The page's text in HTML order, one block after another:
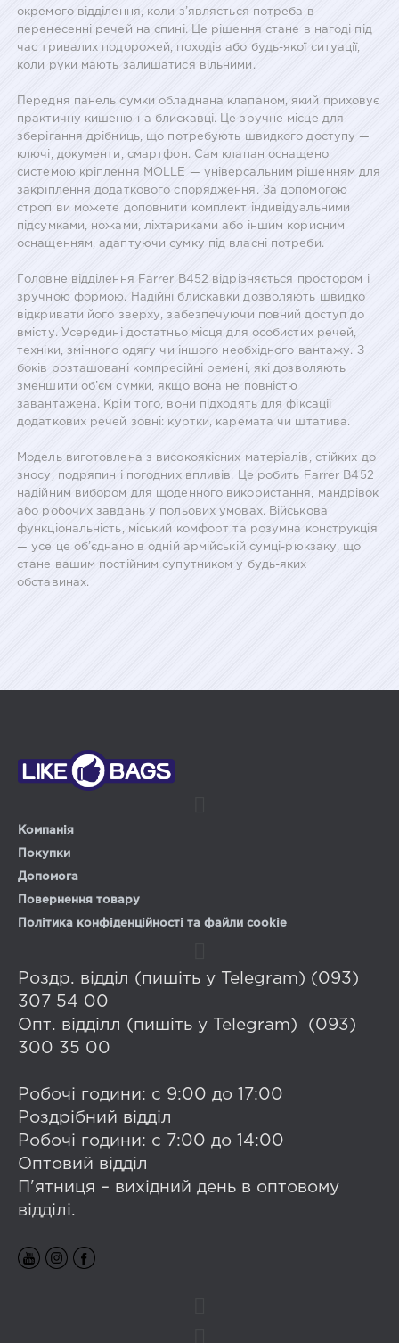
окремого відділення, коли з’являється потреба в
перенесенні речей на спині. Це рішення стане в нагоді під
час тривалих подорожей, походів або будь-якої ситуації,
коли руки мають залишатися вільними.
Передня панель сумки обладнана клапаном, який приховує
практичну кишеню на блискавці. Це зручне місце для
зберігання дрібниць, що потребують швидкого доступу —
ключі, документи, смартфон. Сам клапан оснащено
системою кріплення MOLLE — універсальним рішенням для
закріплення додаткового спорядження. За допомогою
строп ви можете доповнити комплект індивідуальними
підсумками, ножами, ліхтариками або іншим корисним
оснащенням, адаптуючи сумку під власні потреби.
Головне відділення Farrer B452 відрізняється простором і
зручною формою. Надійні блискавки дозволяють швидко
відкривати його зверху, забезпечуючи повний доступ до
вмісту. Усередині достатньо місця для особистих речей,
техніки, змінного одягу чи іншого необхідного вантажу. З
боків розташовані компресійні ремені, які дозволяють
зменшити об’єм сумки, якщо вона не повністю
завантажена. Крім того, вони підходять для фіксації
додаткових речей зовні: куртки, каремата чи штатива.
Модель виготовлена з високоякісних матеріалів, стійких до
зносу, подряпин і погодних впливів. Це робить Farrer B452
надійним вибором для щоденного використання, мандрівок
або робочих завдань у польових умовах. Військова
функціональність, міський комфорт та розумна конструкція
— усе це об’єднано в одній армійській сумці-рюкзаку, що
стане вашим постійним супутником у будь-яких
обставинах.
Компанія
Покупки
Допомога
Повернення товару
Політика конфіденційності та файли cookie
Роздр. відділ (пишіть у Telegram) (093)
307 54 00
Опт. відділл (пишіть у Telegram) (093)
300 35 00
Робочі години: с 9:00 до 17:00
Роздрібний відділ
Робочі години: с 7:00 до 14:00
Оптовий відділ
П'ятниця – вихідний день в оптовому
відділі.